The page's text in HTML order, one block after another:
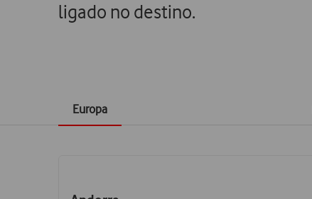
ligado no destino.
Europa